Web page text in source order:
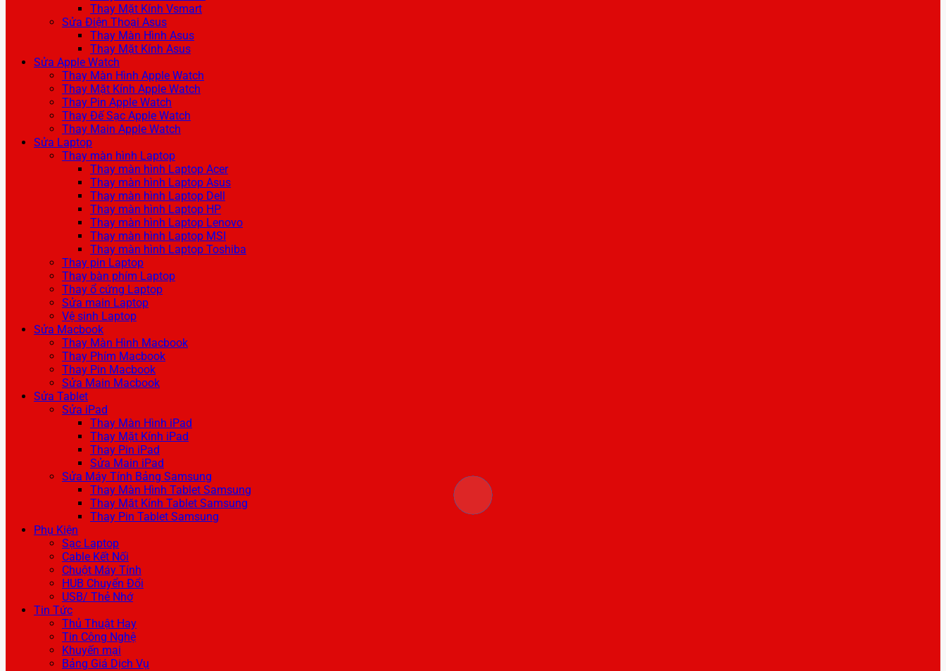
Thay Mặt Kính Vsmart
Sửa Điện Thoại Asus
Thay Màn Hình Asus
Thay Mặt Kính Asus
Sửa Apple Watch
Thay Màn Hình Apple Watch
Thay Mặt Kính Apple Watch
Thay Pin Apple Watch
Thay Đế Sạc Apple Watch
Thay Main Apple Watch
Sửa Laptop
Thay màn hình Laptop
Thay màn hình Laptop Acer
Thay màn hình Laptop Asus
Thay màn hình Laptop Dell
Thay màn hình Laptop HP
Thay màn hình Laptop Lenovo
Thay màn hình Laptop MSI
Thay màn hình Laptop Toshiba
Thay pin Laptop
Thay bàn phím Laptop
Thay ổ cứng Laptop
Sửa main Laptop
Vệ sinh Laptop
Sửa Macbook
Thay Màn Hình Macbook
Thay Phím Macbook
Thay Pin Macbook
Sửa Main Macbook
Sửa Tablet
Sửa iPad
Thay Màn Hình iPad
Thay Mặt Kính iPad
Thay Pin iPad
Sửa Main iPad
Sửa Máy Tính Bảng Samsung
Thay Màn Hình Tablet Samsung
Thay Mặt Kính Tablet Samsung
Thay Pin Tablet Samsung
Phụ Kiện
Sạc Laptop
Cable Kết Nối
Chuột Máy Tính
HUB Chuyển Đổi
USB/ Thẻ Nhớ
Tin Tức
Thủ Thuật Hay
Tin Công Nghệ
Khuyến mại
Bảng Giá Dịch Vụ